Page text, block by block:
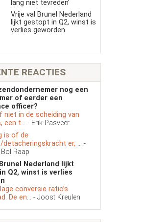
lang niet tevreden’
Vrije val Brunel Nederland
lijkt gestopt in Q2, winst is
verlies geworden
REACTIES
nog een
of eerder een
officer?
niet in de scheiding van
een t... - Erik Pasveer
is of de
er, ... -
Raap
Nederland lijkt
Q2, winst is verlies
conversie ratio’s
De en... - Joost Kreulen